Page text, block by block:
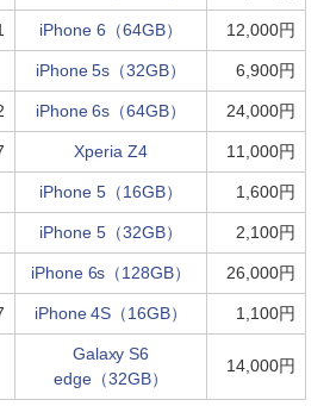
iPhone 6（64GB） 12,000円
iPhone 5s（32GB） 6,900円
iPhone 6s（64GB） 24,000円
Xperia Z4 11,000円
iPhone 5（16GB） 1,600円
iPhone 5（32GB） 2,100円
iPhone 6s（128GB） 26,000円
iPhone 4S（16GB） 1,100円
Galaxy S6
edge（32GB）
14,000円